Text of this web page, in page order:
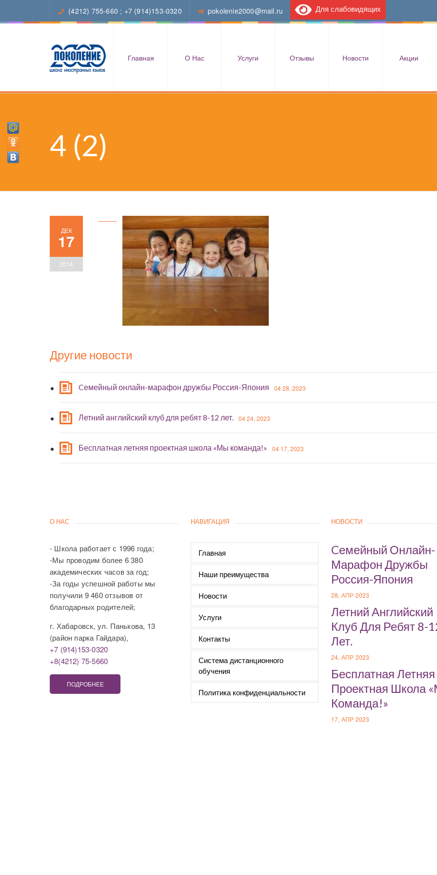
(4212) 755-660 ; +7 (914)153-0320 pokolenie2000@mail.ru Для слабовидящих
Главная О Нас Услуги Отзывы Новости Акции
4 (2)
ДЕК
17
2014
Другие новости
Cемейный онлайн-марафон дружбы Россия-Япония 04 28, 2023
Летний английский клуб для ребят 8-12 лет. 04 24, 2023
Бесплатная летняя проектная школа «Мы команда!» 04 17, 2023
О НАС
- Школа работает с 1996 года;
-Мы проводим более 6 380
академических часов за год;
-За годы успешной работы мы
получили 9 460 отзывов от
благодарных родителей;
г. Хабаровск, ул. Панькова, 13
(район парка Гайдара),
+7 (914)153-0320
+8(4212) 75-5660
ПОДРОБНЕЕ
НАВИГАЦИЯ
Главная
Наши преимущества
Новости
Услуги
Контакты
Система дистанционного
обучения
Политика конфиденциальности
НОВОСТИ
Cемейный Онлайн-
Марафон Дружбы
Россия-Япония
28, АПР 2023
Летний Английский
Клуб Для Ребят 8-
Лет.
24, АПР 2023
Бесплатная Летняя
Проектная Школа
Команда!»
17, АПР 2023